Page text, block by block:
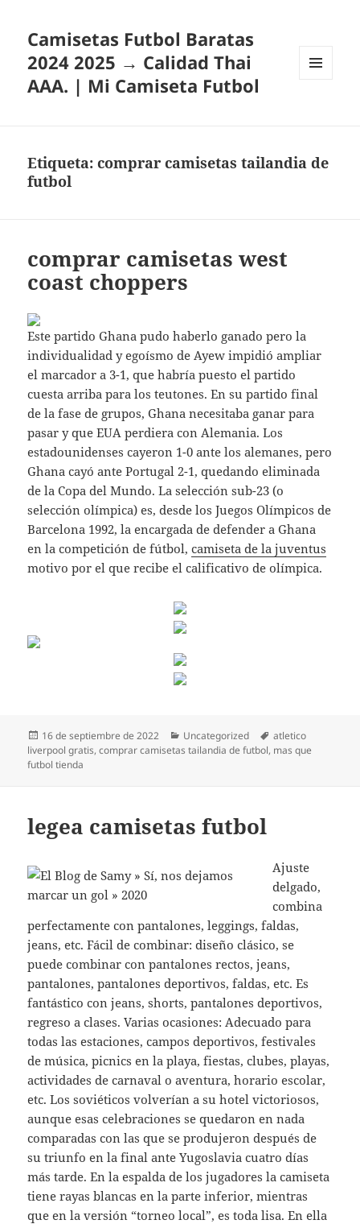
Camisetas Futbol Baratas
2024 2025 → Calidad Thai
AAA. | Mi Camiseta Futbol
Etiqueta:comprar camisetas tailandia de
futbol
comprar camisetas west
coast choppers
Este partido Ghana pudo haberlo ganado pero la
individualidad y egoísmo de Ayew impidió ampliar
el marcador a 3-1, que habría puesto el partido
cuesta arriba para los teutones. En su partido final
de la fase de grupos, Ghana necesitaba ganar para
pasar y que EUA perdiera con Alemania. Los
estadounidenses cayeron 1-0 ante los alemanes, pero
Ghana cayó ante Portugal 2-1, quedando eliminada
de la Copa del Mundo. La selección sub-23 (o
selección olímpica) es, desde los Juegos Olímpicos de
Barcelona 1992, la encargada de defender a Ghana
en la competición de fútbol,camiseta de la juventus
motivo por el que recibe el calificativo de olímpica.
Publicado
el
16 de septiembre de 2022 Categorías
Uncategorized Etiquetas
atletico
liverpool gratis,comprar camisetas tailandia de futbol, mas que
futbol tienda
legea camisetas futbol
Ajuste
delgado,
combina
perfectamente con pantalones, leggings, faldas,
jeans, etc. Fácil de combinar: diseño clásico, se
puede combinar con pantalones rectos, jeans,
pantalones, pantalones deportivos, faldas, etc. Es
fantástico con jeans, shorts, pantalones deportivos,
regreso a clases. Varias ocasiones: Adecuado para
todas las estaciones, campos deportivos, festivales
de música, picnics en la playa, fiestas, clubes, playas,
actividades de carnaval o aventura, horario escolar,
etc. Los soviéticos volverían a su hotel victoriosos,
aunque esas celebraciones se quedaron en nada
comparadas con las que se produjeron después de
su triunfo en la final ante Yugoslavia cuatro días
más tarde. En la espalda de los jugadores la camiseta
tiene rayas blancas en la parte inferior, mientras
que en la versión “torneo local”, es toda lisa. En ella